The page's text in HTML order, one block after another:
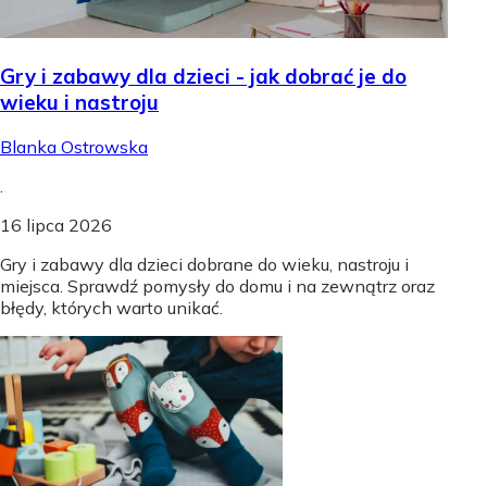
Gry i zabawy dla dzieci - jak dobrać je do
wieku i nastroju
Blanka Ostrowska
16 lipca 2026
Gry i zabawy dla dzieci dobrane do wieku, nastroju i
miejsca. Sprawdź pomysły do domu i na zewnątrz oraz
błędy, których warto unikać.